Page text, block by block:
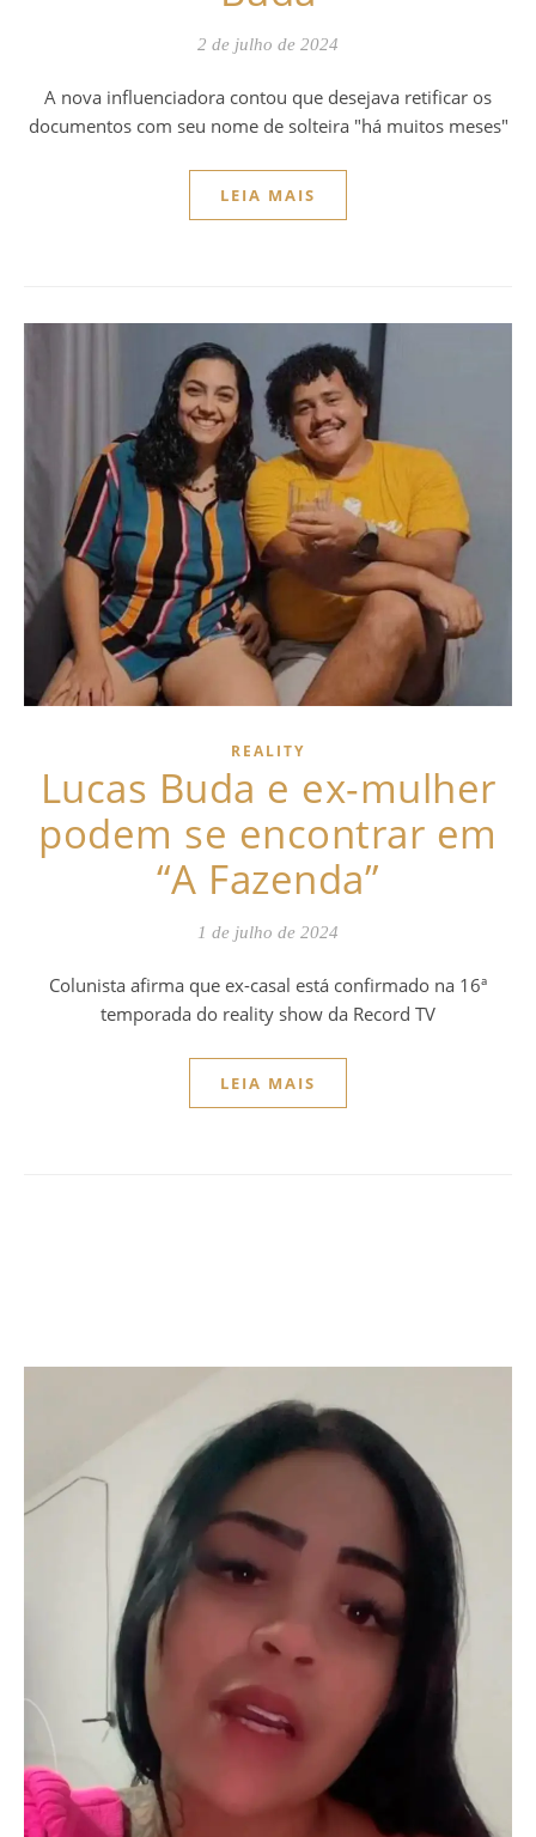
2 de julho de 2024
A nova influenciadora contou que desejava retificar os
documentos com seu nome de solteira "há muitos meses"
LEIA MAIS
REALITY
Lucas Buda e ex-mulher
podem se encontrar em
“A Fazenda”
1 de julho de 2024
Colunista afirma que ex-casal está confirmado na 16ª
temporada do reality show da Record TV
LEIA MAIS